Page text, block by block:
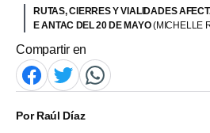
RUTAS, CIERRES Y VIALIDADES
E ANTAC DEL 20 DE MAYO(MICHELLE
Compartir en
PorRaúl Díaz